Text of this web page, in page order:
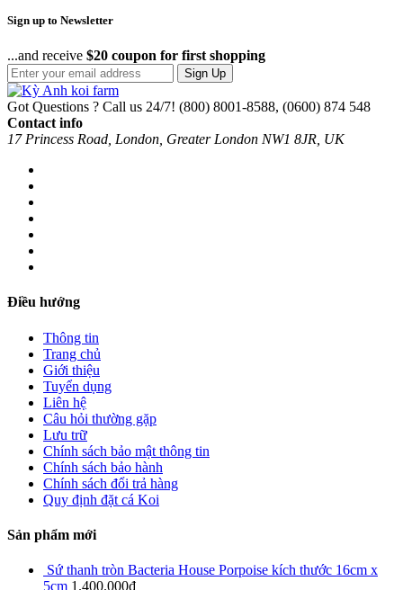
Sign up to Newsletter
...and receive $20 coupon for first shopping
Sign Up
Got Questions ? Call us 24/7! (800) 8001-8588, (0600) 874 548
Contact info
17 Princess Road, London, Greater London NW1 8JR, UK
Điều hướng
Thông tin
Trang chủ
Giới thiệu
Tuyển dụng
Liên hệ
Câu hỏi thường gặp
Lưu trữ
Chính sách bảo mật thông tin
Chính sách bảo hành
Chính sách đổi trả hàng
Quy định đặt cá Koi
Sản phẩm mới
Sứ thanh tròn Bacteria House Porpoise kích thước 16cm x
5cm 1.400.000₫